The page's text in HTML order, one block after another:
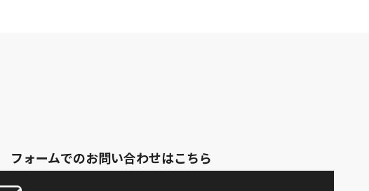
フォームでのお問い合わせはこちら